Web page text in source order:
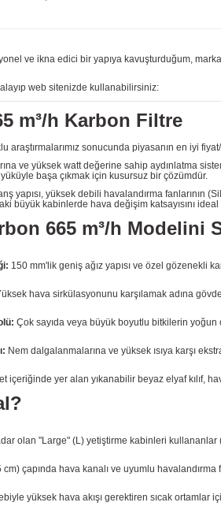
ve ikna edici bir yapıya kavuşturduğum,
web sitenizde kullanabilirsiniz:
m³/h Karbon Filtre
araştırmalarımız sonucunda piyasanın en iyi
ve yüksek watt değerine sahip aydınlatma
başa çıkmak için kusursuz bir çözümdür.
yapısı, yüksek debili havalandırma fanlarının
büyük kabinlerde hava değişim katsayısını
665 m³/h Modelini
150 mm'lik geniş ağız yapısı ve özel gözenekli
hava sirkülasyonunu karşılamak adına
Çok sayıda veya büyük boyutlu bitkilerin yoğun
Nem dalgalanmalarına ve yüksek ısıya karşı
içeriğinde yer alan yıkanabilir beyaz elyaf kılıf,
olan "Large" (L) yetiştirme kabinleri
çapında hava kanalı ve uyumlu havalandırma
yüksek hava akışı gerektiren sıcak